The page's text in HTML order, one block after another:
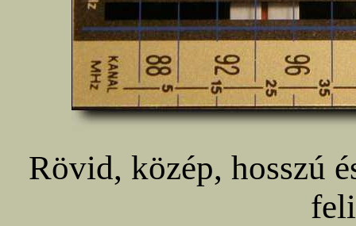
Rövid, közép, hosszú